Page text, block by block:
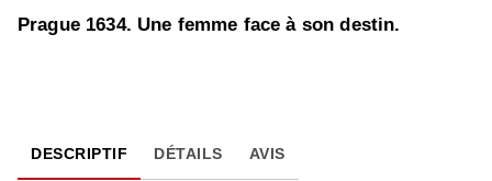
Prague 1634. Une femme face à son destin.
DESCRIPTIF DÉTAILS AVIS